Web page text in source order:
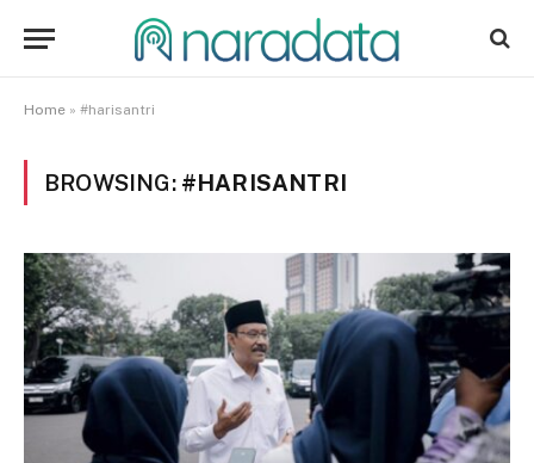
Home » #harisantri
BROWSING: #HARISANTRI